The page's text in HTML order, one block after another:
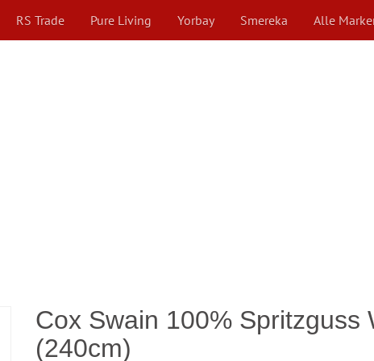
RS Trade Pure Living Yorbay Smereka Alle
Cox Swain 100% Spritzguss
(240cm)